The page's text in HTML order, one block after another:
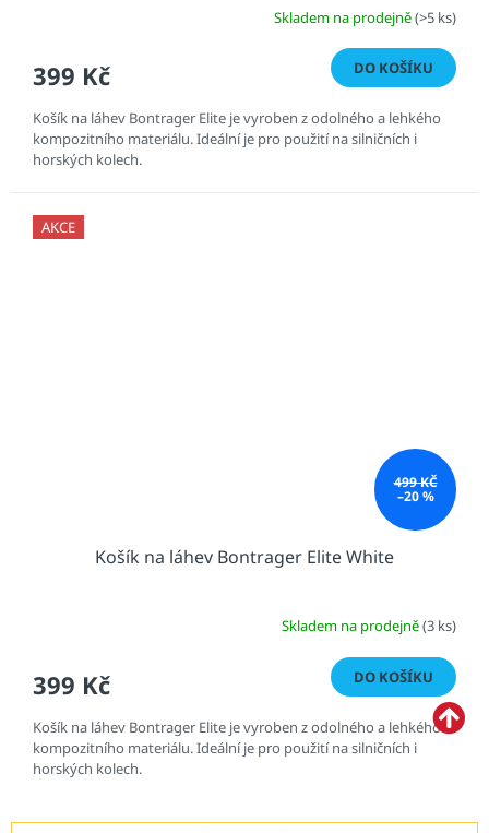
Skladem na prodejně(>5 ks)
399 Kč DO KOŠÍKU
Košík na láhev Bontrager Elite je vyroben z odolného a lehkého
kompozitního materiálu. Ideální je pro použití na silničních i
horských kolech.
AKCE
499 KČ
–20 %
Košík na láhev Bontrager Elite White
Skladem na prodejně(3 ks)
399 Kč DO KOŠÍKU
Košík na láhev Bontrager Elite je vyroben z odolného a lehkého
kompozitního materiálu. Ideální je pro použití na silničních i
horských kolech.